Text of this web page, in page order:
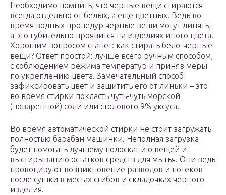
Необходимо помнить, что черные вещи стираются
всегда отдельно от белых, а еще цветных. Ведь во
время водных процедур черные вещи могут линять,
а это губительно проявится на изделиях иного цвета.
Хорошим вопросом станет: как стирать бело-черные
вещи? Ответ простой: лучше всего ручным способом,
с соблюдением режима температур и приняв меры
по укреплению цвета. Замечательный способ
зафиксировать цвет и защитить его от линьки – это
во время стирки покласть чуть-чуть морской
(поваренной) соли или столового 9% уксуса.
Во время автоматической стирки не стоит загружать
полностью барабан машинки. Неполная загрузка
будет помогать лучшему полосканию вещей и
выстирыванию остатков средств для мытья. Они ведь
провоцируют возникновение разводов и потеков
после сушки в местах сгибов и складочках черного
изделия.